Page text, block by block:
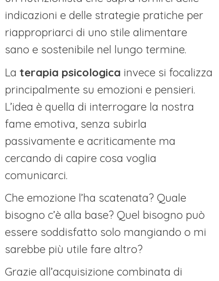
indicazioni e delle strategie pratiche per
riappropriarci di uno stile alimentare
sano e sostenibile nel lungo termine.
La terapia psicologica invece si focalizza
principalmente su emozioni e pensieri.
L’idea è quella di interrogare la nostra
fame emotiva, senza subirla
passivamente e acriticamente ma
cercando di capire cosa voglia
comunicarci.
Che emozione l’ha scatenata? Quale
bisogno c’è alla base? Quel bisogno può
essere soddisfatto solo mangiando o mi
sarebbe più utile fare altro?
Grazie all’acquisizione combinata di